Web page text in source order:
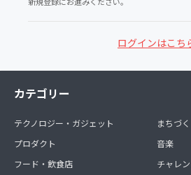
ログインはこち
カテゴリー
テクノロジー・ガジェット
プロダクト
フード・飲食店
まちづ
音楽
チャレ